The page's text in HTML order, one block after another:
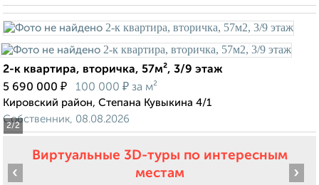
2/2
2-к квартира, вторичка, 57м², 3/9 этаж
5 690 000 ₽ 100 000 ₽ за м²
Кировский район, Степана Кувыкина 4/1
Собственник, 08.08.2026
Виртуальные 3D-туры по интересным
местам
‹ ›